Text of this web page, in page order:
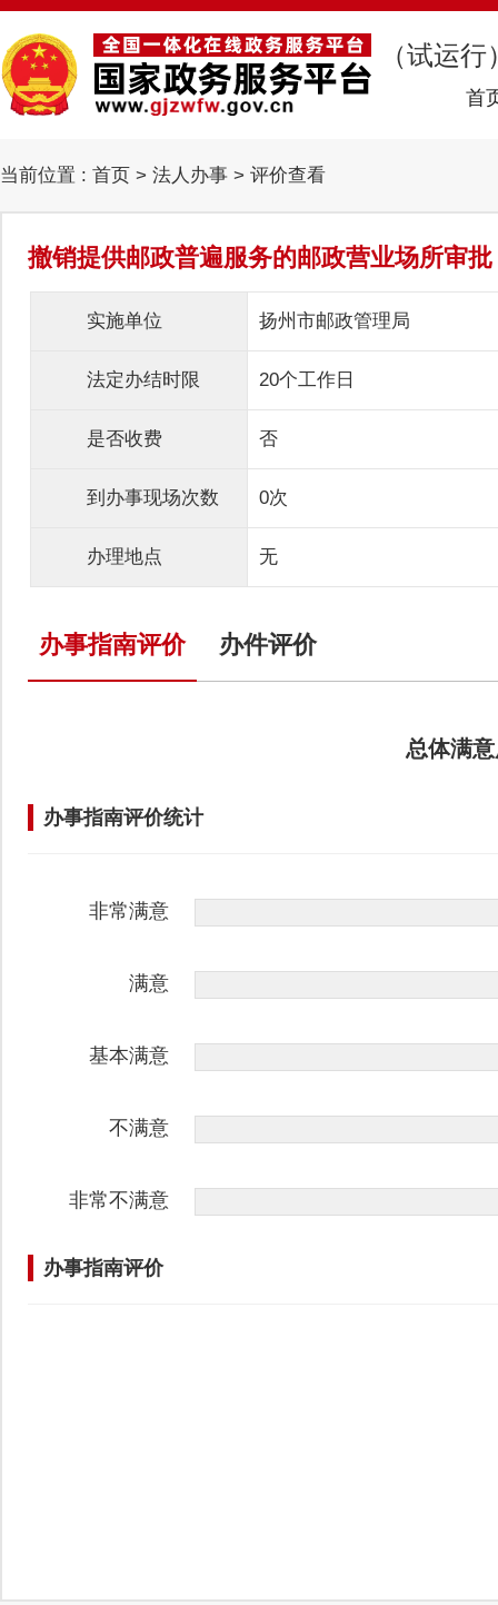
（试运行
首
当前位置 : 首页 > 法人办事 > 评价查看
撤销提供邮政普遍服务的邮政营业场所审批
实施单位 扬州市邮政管理局
法定办结时限 20个工作日
是否收费 否
到办事现场次数 0次
办理地点 无